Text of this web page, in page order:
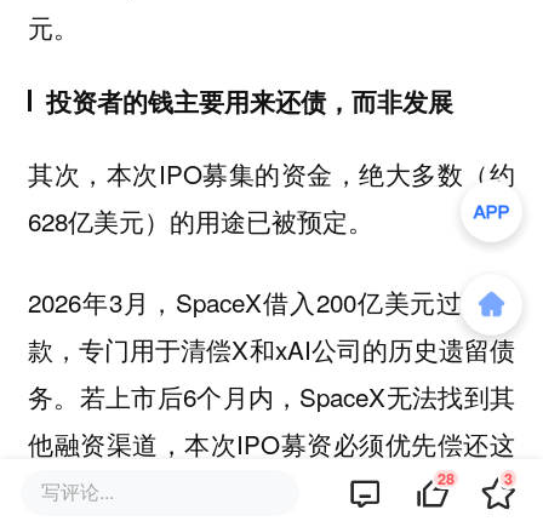
元。
投资者的钱主要用来还债，而非发展
其次，本次IPO募集的资金，绝大多数（约
628亿美元）的用途已被预定。
2026年3月，SpaceX借入200亿美元过桥贷
款，专门用于清偿X和xAI公司的历史遗留债
务。若上市后6个月内，SpaceX无法找到其
他融资渠道，本次IPO募资必须优先偿还这
笔贷款。
写评论... 28 3